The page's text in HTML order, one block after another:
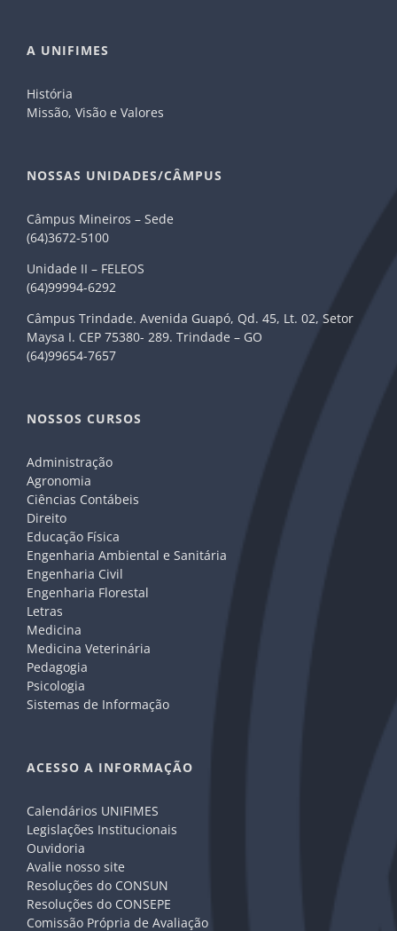
A UNIFIMES
História
Missão, Visão e Valores
NOSSAS UNIDADES/CÂMPUS
Câmpus Mineiros – Sede
(64)3672-5100
Unidade II – FELEOS
(64)99994-6292
Câmpus Trindade. Avenida Guapó, Qd. 45, Lt. 02, Setor
Maysa I. CEP 75380- 289. Trindade – GO
(64)99654-7657
NOSSOS CURSOS
Administração
Agronomia
Ciências Contábeis
Direito
Educação Física
Engenharia Ambiental e Sanitária
Engenharia Civil
Engenharia Florestal
Letras
Medicina
Medicina Veterinária
Pedagogia
Psicologia
Sistemas de Informação
ACESSO A INFORMAÇÃO
Calendários UNIFIMES
Legislações Institucionais
Ouvidoria
Avalie nosso site
Resoluções do CONSUN
Resoluções do CONSEPE
Comissão Própria de Avaliação